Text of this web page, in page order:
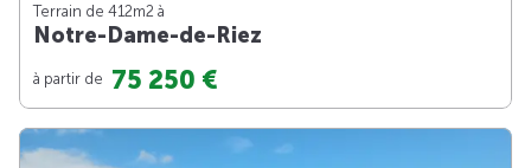
Terrain de 412m2 à
Notre-Dame-de-Riez
à partir de 75 250 €